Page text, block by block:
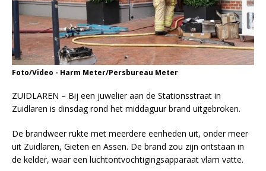
Foto/Video - Harm Meter/Persbureau Meter
ZUIDLAREN – Bij een juwelier aan de Stationsstraat in
Zuidlaren is dinsdag rond het middaguur brand uitgebroken.
De brandweer rukte met meerdere eenheden uit, onder meer
uit Zuidlaren, Gieten en Assen. De brand zou zijn ontstaan in
de kelder, waar een luchtontvochtigingsapparaat vlam vatte.